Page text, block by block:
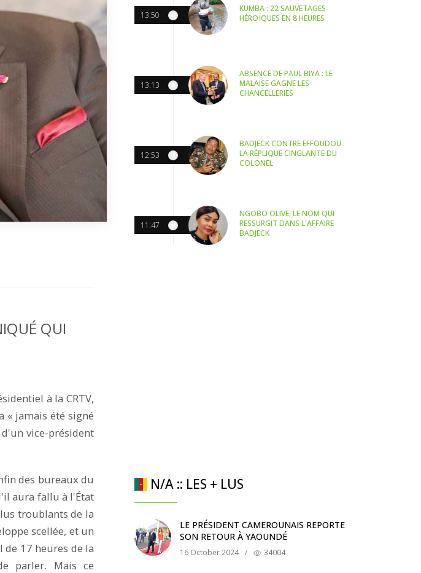
QUI
à la CRTV,
« jamais été signé
vice-président
des bureaux du
aura fallu à l'État
troublants de la
scellée, et un
17 heures de la
parler. Mais ce
13:50
KUMBA : 22 SAUVETAGES
HÉROÏQUES EN 8 HEURES
13:13
ABSENCE DE PAUL BIYA : LE
MALAISE GAGNE LES
CHANCELLERIES
12:53
BADJECK CONTRE EFFOUDOU :
LA RÉPLIQUE CINGLANTE DU
COLONEL
11:47
NGOBO OLIVE, LE NOM QUI
RESSURGIT DANS L'AFFAIRE
BADJECK
N/A :: LES + LUS
LE PRÉSIDENT CAMEROUNAIS REPORTE
SON RETOUR À YAOUNDÉ
16 October 2024 / 34004